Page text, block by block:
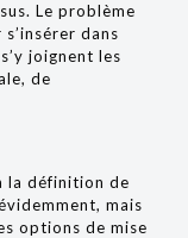
Le problème
dans
joignent les
de
la définition de
mais
options de mise